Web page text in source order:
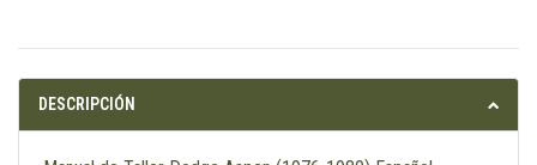
DESCRIPCIÓN